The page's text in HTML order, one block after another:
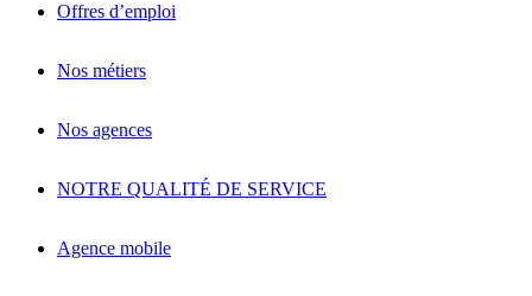
Offres d’emploi
Nos métiers
Nos agences
NOTRE QUALITÉ DE SERVICE
Agence mobile